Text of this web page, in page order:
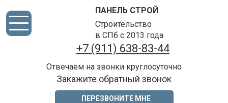
ПАНЕЛЬ СТРОЙ
Строительство
в СПб с 2013 года
+7 (911) 638-83-44
Отвечаем на звонки круглосуточно
Закажите обратный звонок
ПЕРЕЗВОНИТЕ МНЕ